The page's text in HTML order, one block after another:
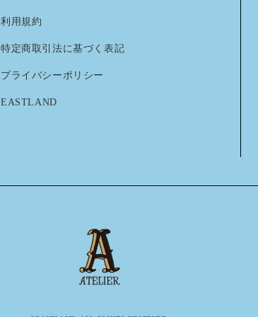
利用規約
特定商取引法に基づく表記
プライバシーポリシー
EASTLAND